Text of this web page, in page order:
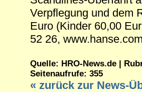
Verpflegung und dem
Euro (Kinder 60,00
52 26,
Quelle: HRO-News.de |
Seitenaufrufe: 355
« zurück zur News-